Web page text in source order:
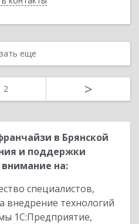
еще
2 >
в Брянской
и поддержки
на:
специалистов,
внедрение технологий
1С:Предприятие,